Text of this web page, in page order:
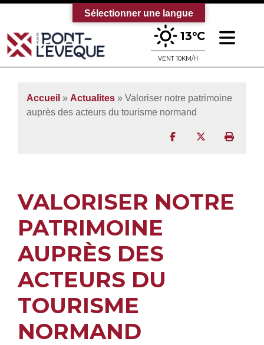
Bienvenue sur le site officiel de la
13°C
VENT 10KM/H
Accueil » Actualites » Valoriser notre patrimoine
auprès des acteurs du tourisme normand
Partager surPartager sur
VALORISER NOTRE
PATRIMOINE
AUPRÈS DES
ACTEURS DU
TOURISME
NORMAND
Sélectionner une langue